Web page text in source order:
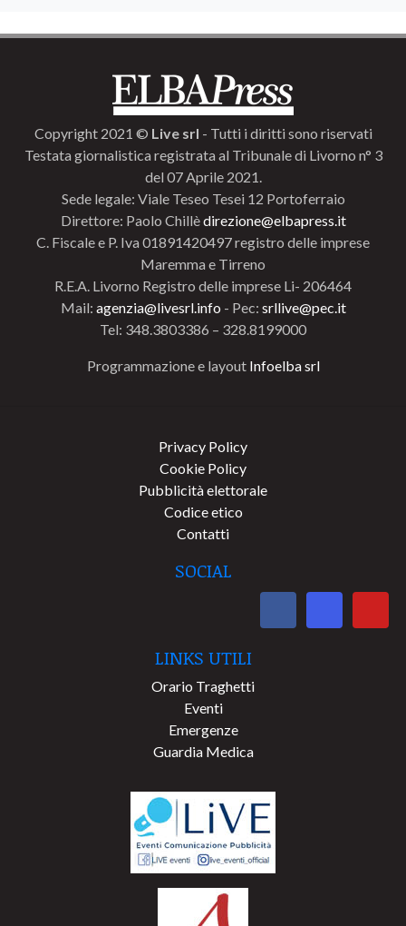
Copyright 2021 © Live srl - Tutti i diritti sono riservati
Testata giornalistica registrata al Tribunale di Livorno n° 3
del 07 Aprile 2021.
Sede legale: Viale Teseo Tesei 12 Portoferraio
Direttore: Paolo Chillèdirezione@elbapress.it
C. Fiscale e P. Iva 01891420497 registro delle imprese
Maremma e Tirreno
R.E.A. Livorno Registro delle imprese Li- 206464
Mail: agenzia@livesrl.info - Pec: srllive@pec.it
Tel: 348.3803386 – 328.8199000
Programmazione e layout Infoelba srl
Privacy Policy
Cookie Policy
Pubblicità elettorale
Codice etico
Contatti
SOCIAL
LINKS UTILI
Orario Traghetti
Eventi
Emergenze
Guardia Medica